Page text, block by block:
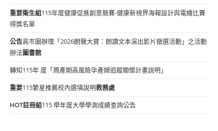
重要衛生組115年度健康促進創意競賽-健康新視界海報設計與電繪比賽
得獎名單
公告高市圖辦理「2026朗聲大賞：朗讀文本演出影片徵選活動」之活動
辦法圖書館
轉知115年 度「周產期高風險孕產婦追蹤關懷計畫說明」
重要115繁星推薦校內選填說明教務處
HOT註冊組115 學年度大學學測成績查詢公告